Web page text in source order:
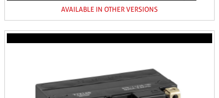
AVAILABLE IN OTHER VERSIONS